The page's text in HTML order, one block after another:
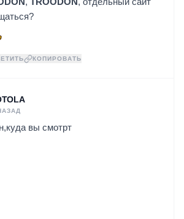
КОПИРОВАТЬ
вы смотрт